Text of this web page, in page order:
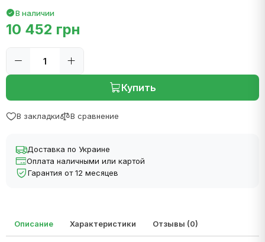
В наличии
10 452 грн
Купить
В закладки В сравнение
Доставка по Украине
Оплата наличными или картой
Гарантия от 12 месяцев
Описание Характеристики Отзывы (0)